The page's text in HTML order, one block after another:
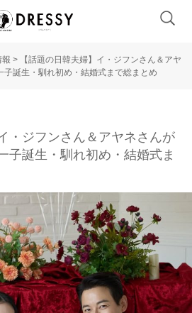
報 >
【話題の日韓夫婦】イ・ジフンさん＆アヤ
誕生・馴れ初め・結婚式まで総まとめ
・ジフンさん＆アヤネさんが
誕生・馴れ初め・結婚式ま